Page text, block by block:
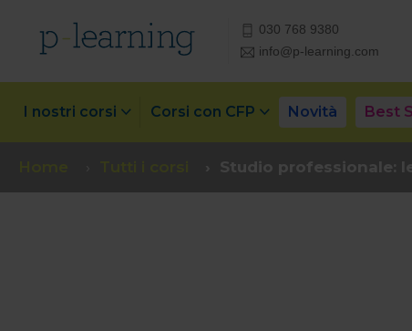
030 768 9380
info@p-learning.com
I nostri corsi Corsi con CFP Novità Best
Studio professionale: